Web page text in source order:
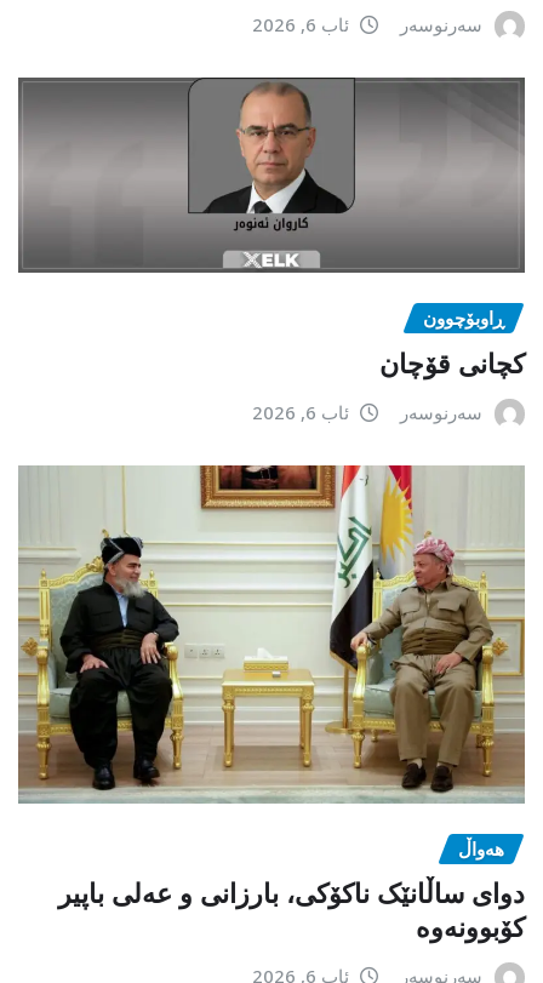
سەرنوسەر ئاب 6, 2026
ڕاوبۆچوون
کچانی قۆچان
سەرنوسەر ئاب 6, 2026
هەواڵ
دوای ساڵانێک ناکۆکی، بارزانی و عەلی باپیر
کۆبوونەوە
سەرنوسەر ئاب 6, 2026